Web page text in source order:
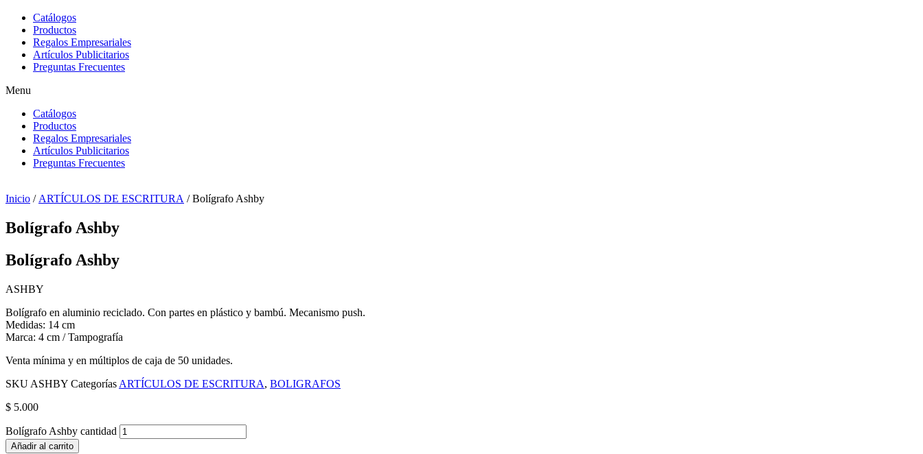
Catálogos
Productos
Regalos Empresariales
Artículos Publicitarios
Preguntas Frecuentes
Menu
Catálogos
Productos
Regalos Empresariales
Artículos Publicitarios
Preguntas Frecuentes
Inicio / ARTÍCULOS DE ESCRITURA / Bolígrafo Ashby
Bolígrafo Ashby
Bolígrafo Ashby
ASHBY
Bolígrafo en aluminio reciclado. Con partes en plástico y bambú. Mecanismo push.
Medidas: 14 cm
Marca: 4 cm / Tampografía
Venta mínima y en múltiplos de caja de 50 unidades.
SKU ASHBY Categorías ARTÍCULOS DE ESCRITURA, BOLIGRAFOS
$ 5.000
Bolígrafo Ashby cantidad
Añadir al carrito